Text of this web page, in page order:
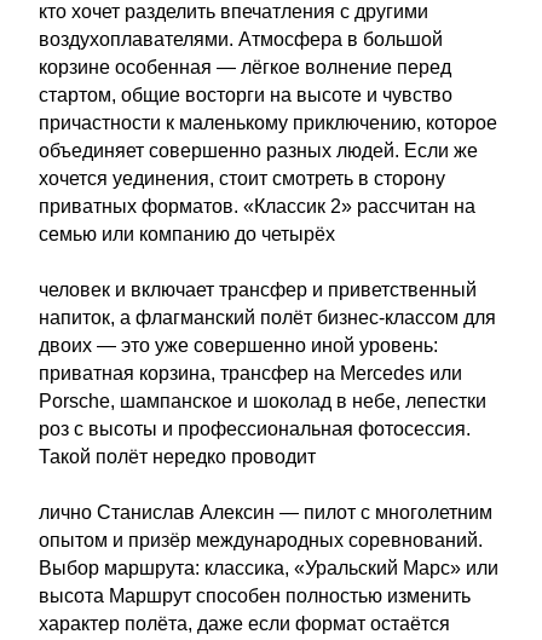
кто хочет разделить впечатления с другими
воздухоплавателями. Атмосфера в большой
корзине особенная — лёгкое волнение перед
стартом, общие восторги на высоте и чувство
причастности к маленькому приключению, которое
объединяет совершенно разных людей. Если же
хочется уединения, стоит смотреть в сторону
приватных форматов. «Классик 2» рассчитан на
семью или компанию до четырёх
человек и включает трансфер и приветственный
напиток, а флагманский полёт бизнес-классом для
двоих — это уже совершенно иной уровень:
приватная корзина, трансфер на Mercedes или
Porsche, шампанское и шоколад в небе, лепестки
роз с высоты и профессиональная фотосессия.
Такой полёт нередко проводит
лично Станислав Алексин — пилот с многолетним
опытом и призёр международных соревнований.
Выбор маршрута: классика, «Уральский Марс» или
высота Маршрут способен полностью изменить
характер полёта, даже если формат остаётся